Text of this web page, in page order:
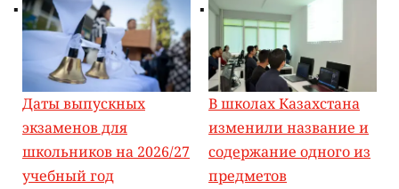
Даты выпускных
экзаменов для
школьников на 2026/27
учебный год
В школах Казахстана
изменили название и
содержание одного из
предметов